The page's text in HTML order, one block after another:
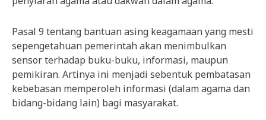
Pasal 9 tentang bantuan asing keagamaan yang mesti
sepengetahuan pemerintah akan menimbulkan
sensor terhadap buku-buku, informasi, maupun
pemikiran. Artinya ini menjadi sebentuk pembatasan
kebebasan memperoleh informasi (dalam agama dan
bidang-bidang lain) bagi masyarakat.